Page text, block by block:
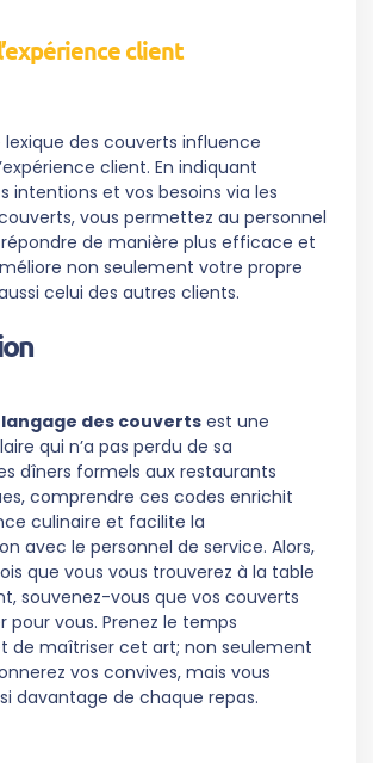
client
lexique des couverts influence
client. En indiquant
intentions et vos besoins via les
vous permettez au personnel
de manière plus efficace et
non seulement votre propre
celui des autres clients.
langage des couverts est une
qui n’a pas perdu de sa
dîners formels aux restaurants
comprendre ces codes enrichit
culinaire et facilite la
avec le personnel de service. Alors,
que vous vous trouverez à la table
souvenez-vous que vos couverts
pour vous. Prenez le temps
de maîtriser cet art; non seulement
vos convives, mais vous
davantage de chaque repas.